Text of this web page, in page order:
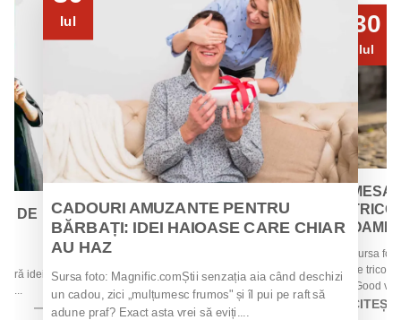
DE
idei
Iul
CADOURI AMUZANTE PENTRU
BĂRBAȚI: IDEI HAIOASE CARE CHIAR
AU HAZ
Sursa foto: Magnific.comȘtii senzația aia când deschizi
un cadou, zici „mulțumesc frumos" și îl pui pe raft să
adune praf? Exact asta vrei să eviți....
30
Iul
Sursa
de
„Good